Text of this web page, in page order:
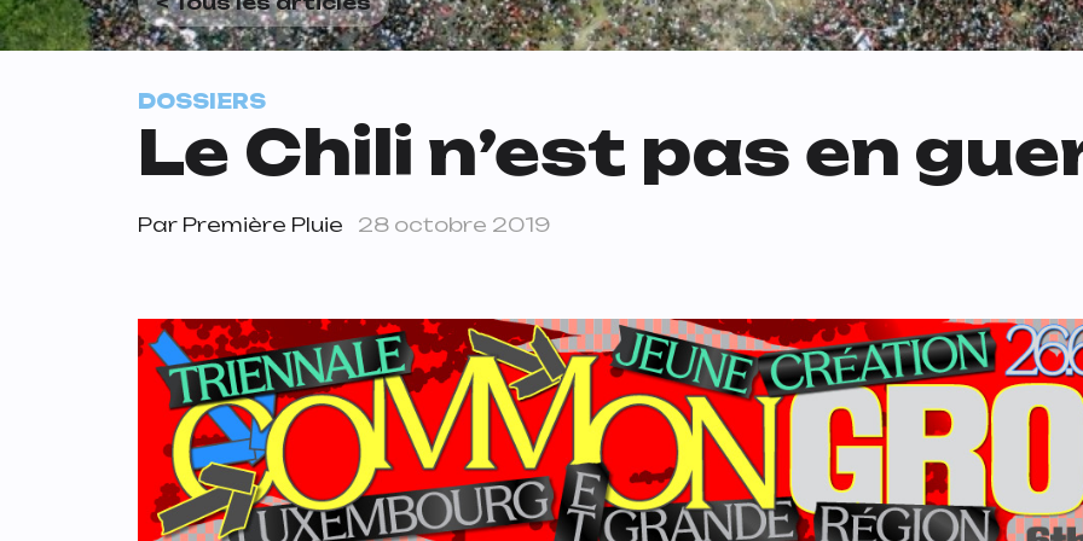
DOSSIERS
Le Chili n’est pas en
Par Première Pluie 28 octobre 2019